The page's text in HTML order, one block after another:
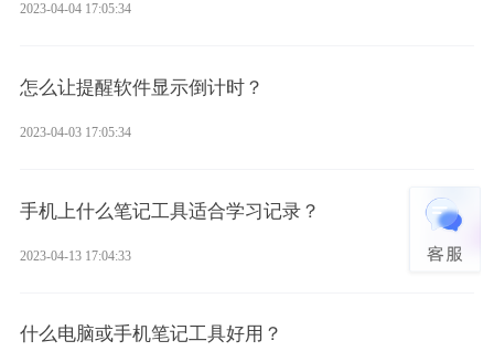
2023-04-04 17:05:34
怎么让提醒软件显示倒计时？
2023-04-03 17:05:34
手机上什么笔记工具适合学习记录？
2023-04-13 17:04:33
什么电脑或手机笔记工具好用？